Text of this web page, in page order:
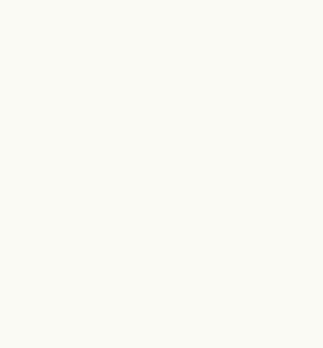
culturelle telle que la définit
Selon Denizot, nous assistons,
de nouveaux objets d’étude et de
multidisciplinaires aux études
dilution progressive de la notion
La deuxième partie du numéro
modalités de rencontre du canon
canon de l’autre, en abordant le
canons, l’intégration des femmes
instances de contre-canon, de
réappropriation critique du canon.